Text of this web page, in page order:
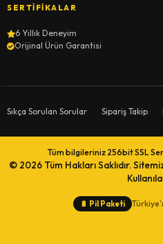
SERTIFIKALAR
6 Yıllık Deneyim
Orijinal Ürün Garantisi
Sıkça Sorulan Sorular Sipariş Takip
Tüm bilgileriniz 256bit SSL
© 2026 Tüm Hakları Saklıdır.
🔋 Pil Paketi